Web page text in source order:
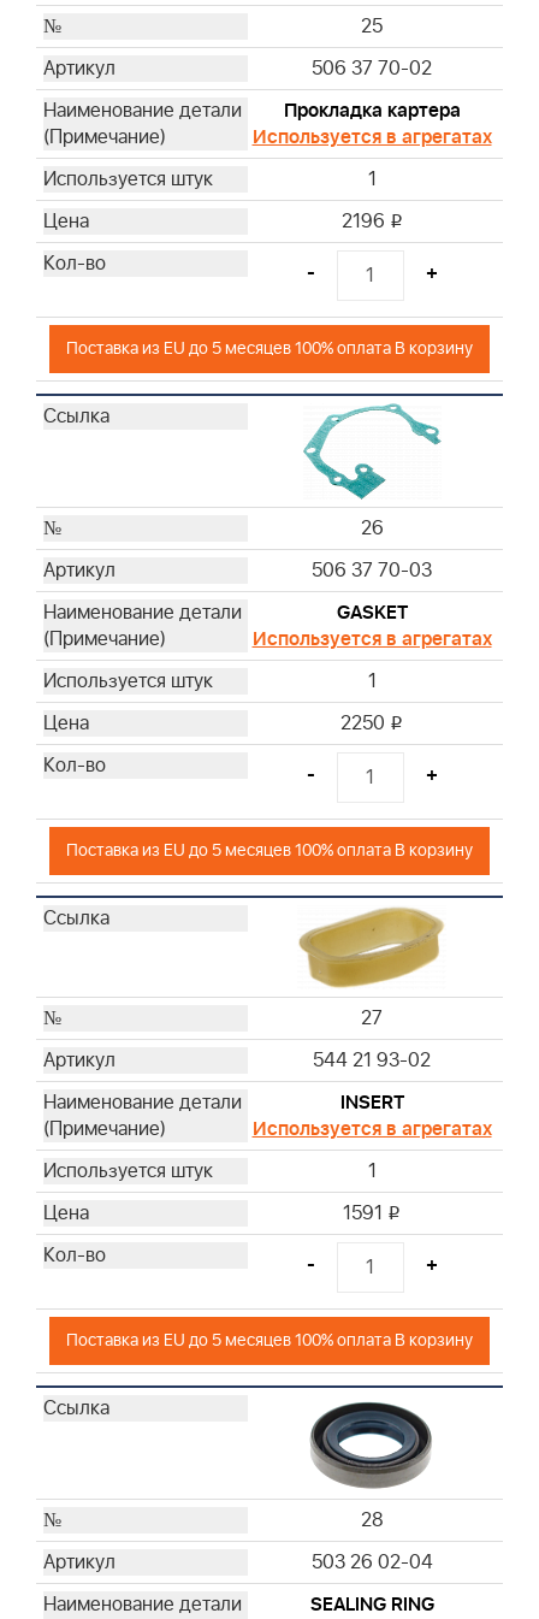
25
506 37 70-02
Прокладка картера
Используется в агрегатах
1
2196 i
- +
Поставка из EU до 5 месяцев 100% оплата В корзину
26
506 37 70-03
GASKET
Используется в агрегатах
1
2250 i
- +
Поставка из EU до 5 месяцев 100% оплата В корзину
27
544 21 93-02
INSERT
Используется в агрегатах
1
1591 i
- +
Поставка из EU до 5 месяцев 100% оплата В корзину
28
503 26 02-04
SEALING RING